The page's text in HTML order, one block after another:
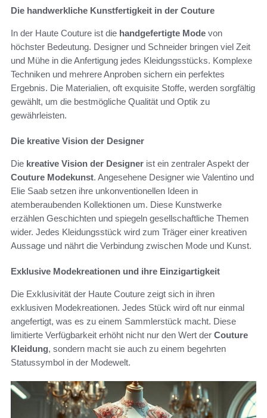
Die handwerkliche Kunstfertigkeit in der Couture
In der Haute Couture ist die handgefertigte Mode von
höchster Bedeutung. Designer und Schneider bringen viel Zeit
und Mühe in die Anfertigung jedes Kleidungsstücks. Komplexe
Techniken und mehrere Anproben sichern ein perfektes
Ergebnis. Die Materialien, oft exquisite Stoffe, werden sorgfältig
gewählt, um die bestmögliche Qualität und Optik zu
gewährleisten.
Die kreative Vision der Designer
Die kreative Vision der Designer ist ein zentraler Aspekt der
Couture Modekunst. Angesehene Designer wie Valentino und
Elie Saab setzen ihre unkonventionellen Ideen in
atemberaubenden Kollektionen um. Diese Kunstwerke
erzählen Geschichten und spiegeln gesellschaftliche Themen
wider. Jedes Kleidungsstück wird zum Träger einer kreativen
Aussage und nährt die Verbindung zwischen Mode und Kunst.
Exklusive Modekreationen und ihre Einzigartigkeit
Die Exklusivität der Haute Couture zeigt sich in ihren
exklusiven Modekreationen. Jedes Stück wird oft nur einmal
angefertigt, was es zu einem Sammlerstück macht. Diese
limitierte Verfügbarkeit erhöht nicht nur den Wert der Couture
Kleidung, sondern macht sie auch zu einem begehrten
Statussymbol in der Modewelt.